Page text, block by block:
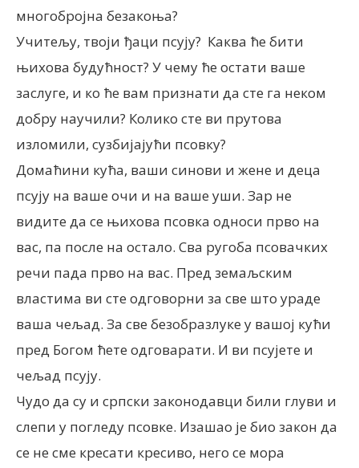
многобројна безакоња?
Учитељу, твоји ђаци псују? Каква ће бити
њихова будућност? У чему ће остати ваше
заслуге, и ко ће вам признати да сте га неком
добру научили? Колико сте ви прутова
изломили, сузбијајући псовку?
Домаћини кућа, ваши синови и жене и деца
псују на ваше очи и на ваше уши. Зар не
видите да се њихова псовка односи прво на
вас, па после на остало. Сва ругоба псовачких
речи пада прво на вас. Пред земаљским
властима ви сте одговорни за све што ураде
ваша чељад. За све безобразлуке у вашој кући
пред Богом ћете одговарати. И ви псујете и
чељад псују.
Чудо да су и српски законодавци били глуви и
слепи у погледу псовке. Изашао је био закон да
се не сме кресати кресиво, него се мора